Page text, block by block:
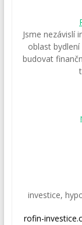
Jsme nezávislí
oblast
budovat
investice,
rofin-